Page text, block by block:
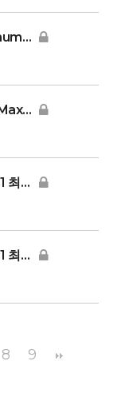
| Kod: BAKU4
din vinst
저가예약
저가예약
8 9